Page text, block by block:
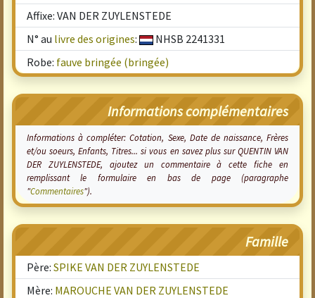
Affixe: VAN DER ZUYLENSTEDE
N° au livre des origines:
NHSB 2241331
Robe: fauve bringée (bringée)
Informations complémentaires
Informations à compléter: Cotation, Sexe, Date de naissance, Frères
et/ou soeurs, Enfants, Titres... si vous en savez plus sur QUENTIN VAN
DER ZUYLENSTEDE, ajoutez un commentaire à cette fiche en
remplissant le formulaire en bas de page (paragraphe
"Commentaires").
Famille
Père: SPIKE VAN DER ZUYLENSTEDE
Mère: MAROUCHE VAN DER ZUYLENSTEDE